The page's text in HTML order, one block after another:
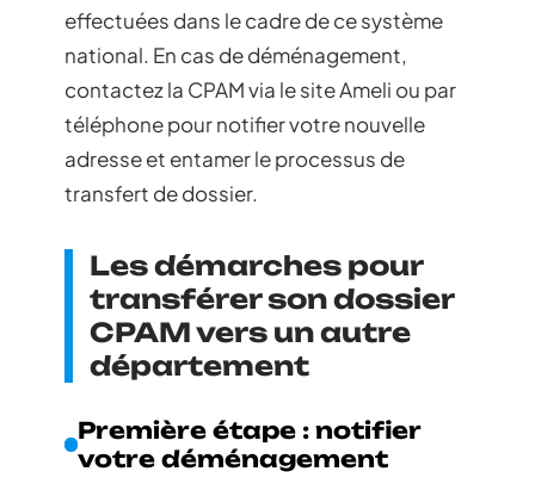
effectuées dans le cadre de ce système
national. En cas de déménagement,
contactez la CPAM via le site Ameli ou par
téléphone pour notifier votre nouvelle
adresse et entamer le processus de
transfert de dossier.
Les démarches pour
transférer son dossier
CPAM vers un autre
département
Première étape : notifier
votre déménagement